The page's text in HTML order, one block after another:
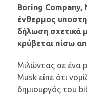
Boring Company,
ένθερμος
δήλωση σχετικά
κρύβεται πίσω
Μιλώντας σε ένα
Musk είπε ότι
δημιουργός του